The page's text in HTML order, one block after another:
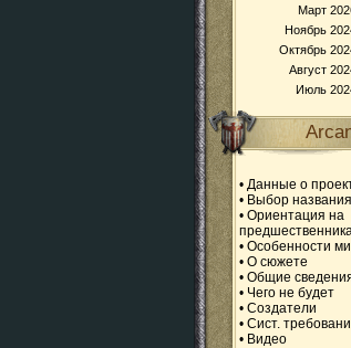
Март
Ноябрь
Октябрь
Август
Июль
• Данные о
• Выбор названия
• Ориентация на
• Особенности
• О сюжете
• Общие
• Чего не будет
• Создатели
• Сист.
• Видео